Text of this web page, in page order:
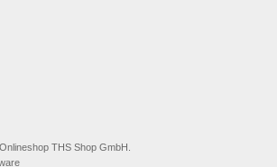
THS Shop GmbH.